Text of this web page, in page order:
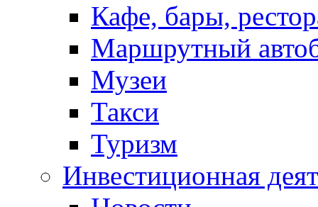
Кафе, бары,
Маршрутный
Музеи
Такси
Туризм
Инвестиционная